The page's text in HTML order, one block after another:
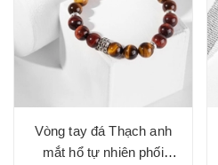
Vòng tay đá Thạch anh
mắt hổ tự nhiên phối